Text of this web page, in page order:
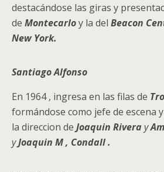
destacándose las giras y
de Montecarloy la del Beacon
New York.
Santiago Alfonso
En 1964 , ingresa en las filas de
formándose como jefe de escena
la direccion de Joaquin Rivera y
yJoaquin M , Condall .